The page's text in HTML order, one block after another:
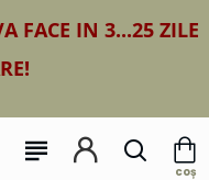
FACE IN 3...25 ZILE